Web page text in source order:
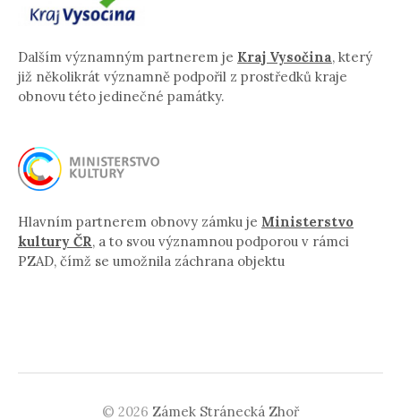
Dalším významným partnerem je Kraj Vysočina, který
již několikrát významně podpořil z prostředků kraje
obnovu této jedinečné památky.
Hlavním partnerem obnovy zámku je Ministerstvo
kultury ČR, a to svou významnou podporou v rámci
PZAD, čímž se umožnila záchrana objektu
© 2026 Zámek Stránecká Zhoř